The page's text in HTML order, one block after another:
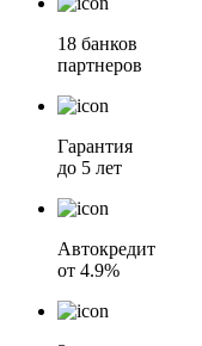
18 банков
партнеров
Гарантия
до 5 лет
Автокредит
от 4.9%